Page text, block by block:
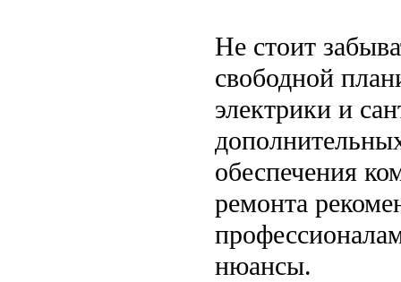
Не стоит
свободной
электрики и
обеспечения
ремонта
нюансы.